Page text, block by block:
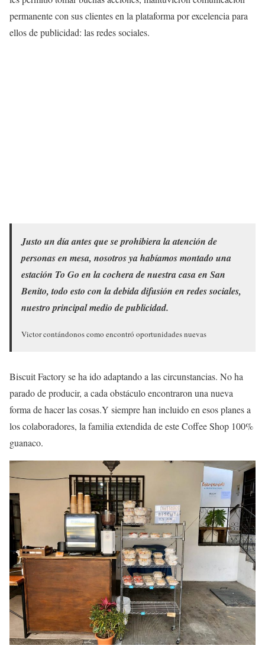
permanente con sus clientes en la plataforma por excelencia para
ellos de publicidad: las redes sociales.
Justo un día antes que se prohibiera la atención de
personas en mesa, nosotros ya habíamos montado una
estación To Go en la cochera de nuestra casa en San
Benito, todo esto con la debida difusión en redes sociales,
nuestro principal medio de publicidad.
Victor contándonos como encontró oportunidades nuevas
Biscuit Factory se ha ido adaptando a las circunstancias. No ha
parado de producir, a cada obstáculo encontraron una nueva
forma de hacer las cosas.Y siempre han incluido en esos planes a
los colaboradores, la familia extendida de este Coffee Shop 100%
guanaco.